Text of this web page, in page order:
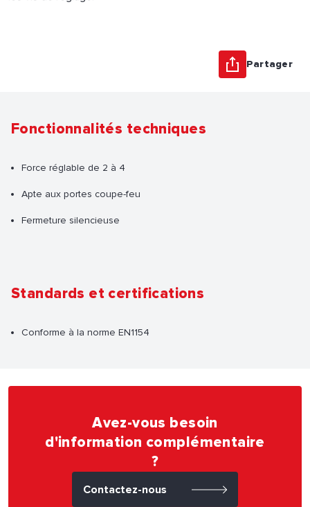
Partager
Fonctionnalités techniques
Force réglable de 2 à 4
Apte aux portes coupe-feu
Fermeture silencieuse
Standards et certifications
Conforme à la norme EN1154
Avez-vous besoin
d'information complémentaire
?
Contactez-nous